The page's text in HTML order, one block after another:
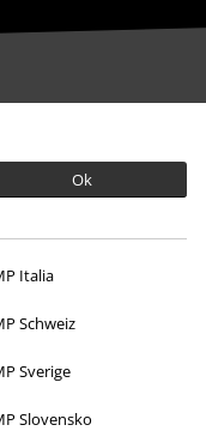
Ok
Italia
Schweiz
Sverige
Slovensko